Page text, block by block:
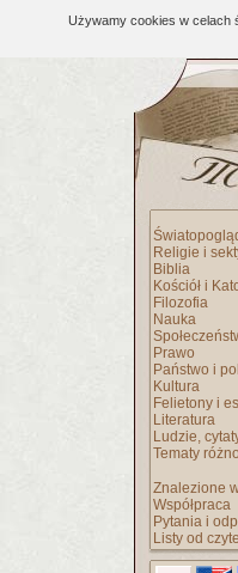
Używamy cookies w celach
Religie i
Biblia
Kościół i
Filozofia
Nauka
Prawo
Państwo i
Kultura
Felietony i
Literatura
Ludzie,
Tematy
Znalezione
Współpraca
Pytania i
Listy od